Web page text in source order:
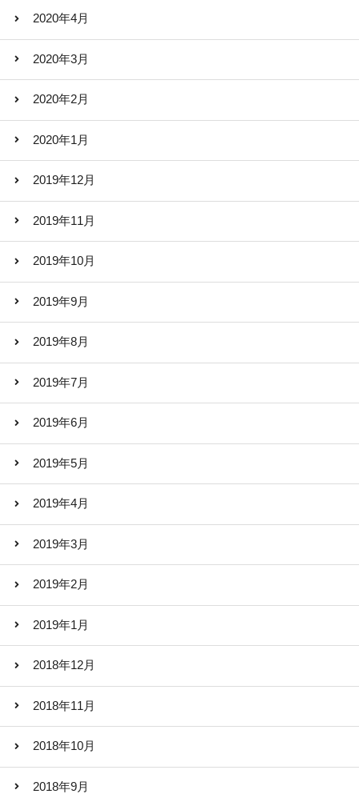
2020年4月
2020年3月
2020年2月
2020年1月
2019年12月
2019年11月
2019年10月
2019年9月
2019年8月
2019年7月
2019年6月
2019年5月
2019年4月
2019年3月
2019年2月
2019年1月
2018年12月
2018年11月
2018年10月
2018年9月